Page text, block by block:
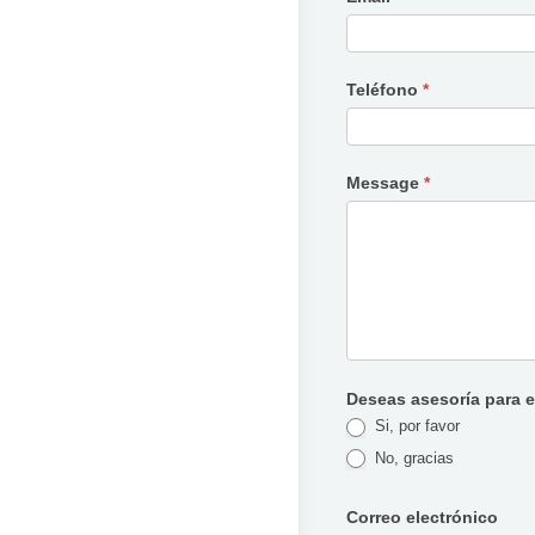
Teléfono *
Message *
Deseas asesoría para
Si, por favor
No, gracias
Correo electrónico